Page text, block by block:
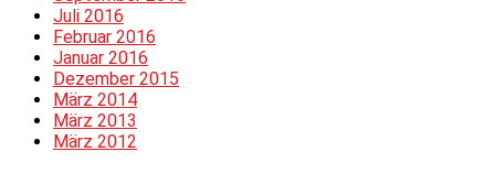
Juli 2016
Februar 2016
Januar 2016
Dezember 2015
März 2014
März 2013
März 2012